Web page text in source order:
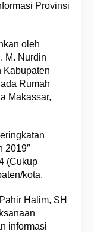
Provinsi
oleh
M. Nurdin
Kabupaten
Rumah
Makassar,
2019″
(Cukup
kota.
Halim, SH
informasi